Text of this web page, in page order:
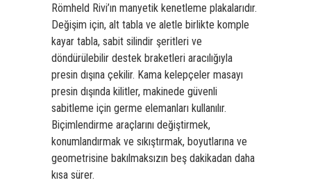
Römheld Rivi’ın manyetik kenetleme plakalarıdır.
Değişim için, alt tabla ve aletle birlikte komple
kayar tabla, sabit silindir şeritleri ve
döndürülebilir destek braketleri aracılığıyla
presin dışına çekilir. Kama kelepçeler masayı
presin dışında kilitler, makinede güvenli
sabitleme için germe elemanları kullanılır.
Biçimlendirme araçlarını değiştirmek,
konumlandırmak ve sıkıştırmak, boyutlarına ve
geometrisine bakılmaksızın beş dakikadan daha
kısa sürer.